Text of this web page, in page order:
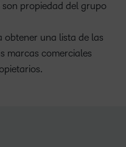
son propiedad del grupo
obtener una lista de las
marcas comerciales